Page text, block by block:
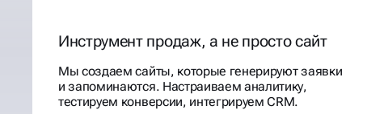
Инструмент продаж, а не просто сайт
Мы создаем сайты, которые генерируют заявки
и запоминаются. Настраиваем аналитику,
тестируем конверсии, интегрируем CRM.